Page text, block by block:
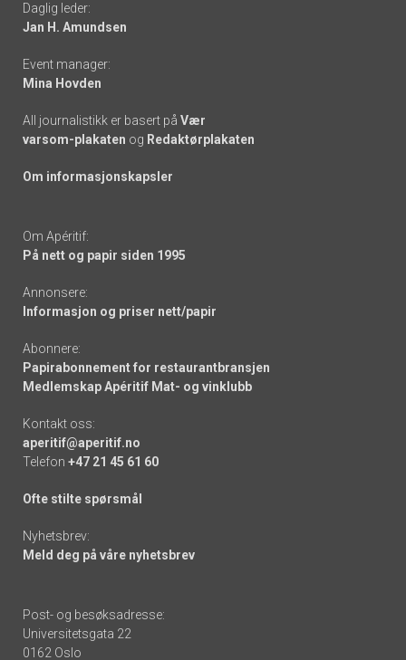
links
Daglig leder:
Jan H. Amundsen
Event manager:
Mina Hovden
All journalistikk er basert på Vær
varsom-plakaten og Redaktørplakaten
Om informasjonskapsler
Om Apéritif:
På nett og papir siden 1995
Annonsere:
Informasjon og priser nett/papir
Abonnere:
Papirabonnement for restaurantbransjen
Medlemskap Apéritif Mat- og vinklubb
Kontakt oss:
aperitif@aperitif.no
Telefon +47 21 45 61 60
Ofte stilte spørsmål
Nyhetsbrev:
Meld deg på våre nyhetsbrev
Post- og besøksadresse:
Universitetsgata 22
0162 Oslo